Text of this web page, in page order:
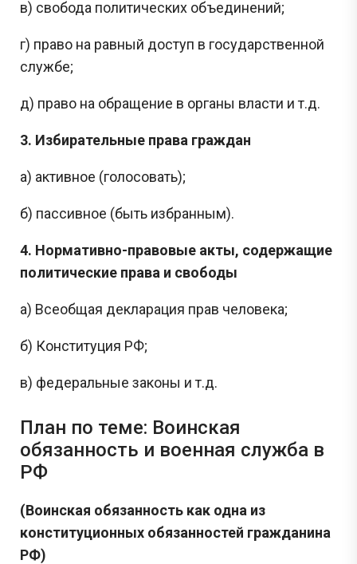
в) свобода политических объединений;
г) право на равный доступ в государственной
службе;
д) право на обращение в органы власти и т.д.
3. Избирательные права граждан
а) активное (голосовать);
б) пассивное (быть избранным).
4. Нормативно-правовые акты, содержащие
политические права и свободы
а) Всеобщая декларация прав человека;
б) Конституция РФ;
в) федеральные законы и т.д.
План по теме: Воинская
обязанность и военная служба в
РФ
(Воинская обязанность как одна из
конституционных обязанностей гражданина
РФ)